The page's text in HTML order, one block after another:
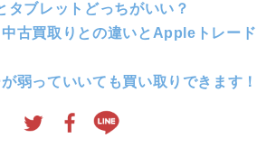
タブレットどっちがいい？
古買取りとの違いとAppleトレード
弱っていいても買い取りできます！